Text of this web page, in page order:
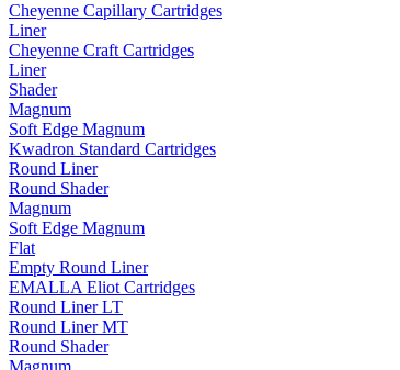
Cheyenne Capillary Cartridges
Liner
Cheyenne Craft Cartridges
Liner
Shader
Magnum
Soft Edge Magnum
Kwadron Standard Cartridges
Round Liner
Round Shader
Magnum
Soft Edge Magnum
Flat
Empty Round Liner
EMALLA Eliot Cartridges
Round Liner LT
Round Liner MT
Round Shader
Magnum